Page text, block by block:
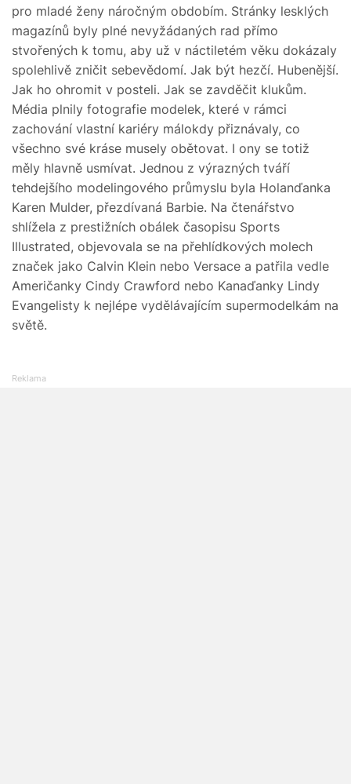
pro mladé ženy náročným obdobím. Stránky lesklých
magazínů byly plné nevyžádaných rad přímo
stvořených k tomu, aby už v náctiletém věku dokázaly
spolehlivě zničit sebevědomí. Jak být hezčí. Hubenější.
Jak ho ohromit v posteli. Jak se zavděčit klukům.
Média plnily fotografie modelek, které v rámci
zachování vlastní kariéry málokdy přiznávaly, co
všechno své kráse musely obětovat. I ony se totiž
měly hlavně usmívat. Jednou z výrazných tváří
tehdejšího modelingového průmyslu byla Holanďanka
Karen Mulder, přezdívaná Barbie. Na čtenářstvo
shlížela z prestižních obálek časopisu Sports
Illustrated, objevovala se na přehlídkových molech
značek jako Calvin Klein nebo Versace a patřila vedle
Američanky Cindy Crawford nebo Kanaďanky Lindy
Evangelisty k nejlépe vydělávajícím supermodelkám na
světě.